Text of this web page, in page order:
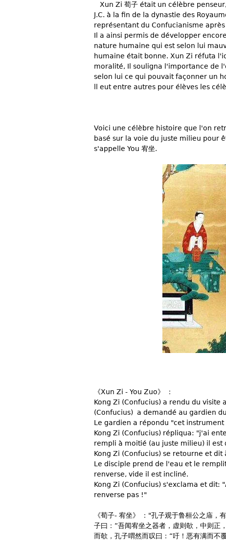
Xun Zi 荀子 était un célèbre
J.C. à la fin de la dynastie des
représentant du Confucianisme
Il a ainsi permis de développer
nature humaine qui est selon lui
humaine était bonne. Xun Zi réfuta
moralité, Il souligna l'importance de
selon lui ce qui pouvait façonner un
ll eut entre autres pour élèves les
Voici une célèbre histoire que l'on
basé sur la voie du juste milieu pour
s'appelle You 宥坐.
《Xun Zi - You Zuo》 ：
Kong Zi (Confucius) a rendu du
(Confucius) a demandé au gardien
Le gardien a répondu "cet instrument
Kong Zi (Confucius) répliqua: "j'ai
rempli à moitié (au juste milieu) il
Kong Zi (Confucius) se retourne et
Le disciple prend de l'eau et le
renverse, vide il est incliné.
Kong Zi (Confucius) s'exclama et
renverse pas !"
《荀子- 宥坐》 ："孔子观于鲁桓公之庙，
子曰：“吾闻宥坐之器者，虚则欹，中则正
而欹，孔子喟然而叹曰：“吁！恶有满而不